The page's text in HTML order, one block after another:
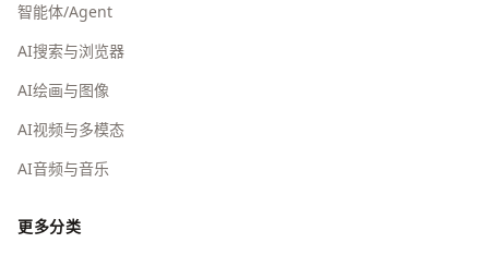
智能体/Agent
AI搜索与浏览器
AI绘画与图像
AI视频与多模态
AI音频与音乐
更多分类